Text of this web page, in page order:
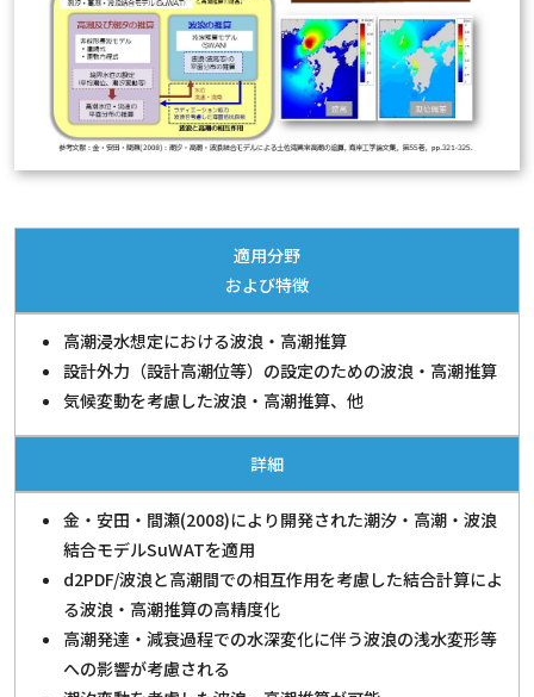
適用分野
および特徴
高潮浸水想定における波浪・高潮推算
設計外力（設計高潮位等）の設定のための波浪・高潮推算
気候変動を考慮した波浪・高潮推算、他
詳細
金・安田・間瀬(2008)により開発された潮汐・高潮・波浪
結合モデルSuWATを適用
d2PDF/波浪と高潮間での相互作用を考慮した結合計算によ
る波浪・高潮推算の高精度化
高潮発達・減衰過程での水深変化に伴う波浪の浅水変形等
への影響が考慮される